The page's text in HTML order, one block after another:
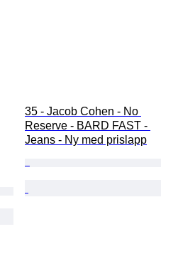
35 - Jacob Cohen - No
Reserve - BARD FAST -
Jeans - Ny med prislapp